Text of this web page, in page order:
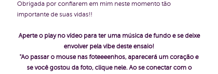
Obrigada por confiarem em mim neste momento tão
importante de suas vidas!!
Aperte o play no vídeo para ter uma música de fundo e se deixe
envolver pela vibe deste ensaio!
"Ao passar o mouse nas foteeeenhos, aparecerá um coração e
se você gostou da foto, clique nele. Ao se conectar com o